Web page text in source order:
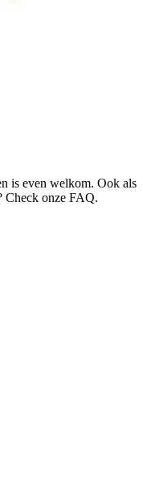
is even welkom. Ook als
Check onze FAQ.